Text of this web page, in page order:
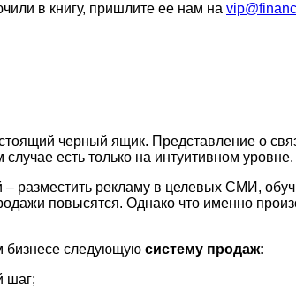
в книгу, пришлите ее нам на
черный ящик. Представление о
есть только на интуитивном уровне.
разместить рекламу в целевых СМИ,
повысятся. Однако что именно
бизнесе следующую систему продаж:
шаг;